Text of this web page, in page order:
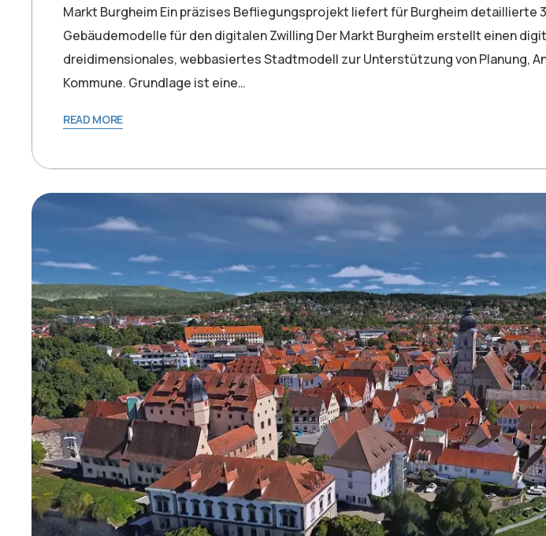
Markt Burgheim Ein präzises Befliegungsprojekt liefert für Burgheim detaillierte
Gebäudemodelle für den digitalen Zwilling Der Markt Burgheim erstellt einen
dreidimensionales, webbasiertes Stadtmodell zur Unterstützung von Planung,
Kommune. Grundlage ist eine…
READ MORE